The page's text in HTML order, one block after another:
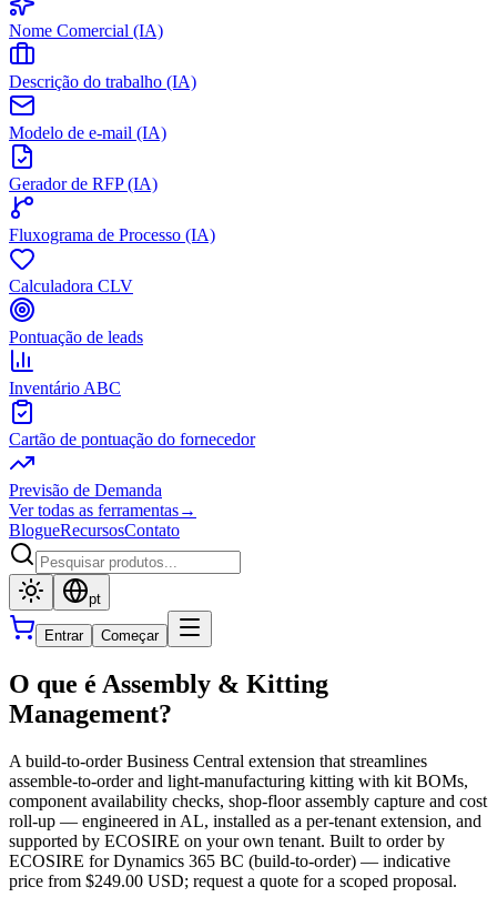
Nome Comercial (IA)
Descrição do trabalho (IA)
Modelo de e-mail (IA)
Gerador de RFP (IA)
Fluxograma de Processo (IA)
Calculadora CLV
Pontuação de leads
Inventário ABC
Cartão de pontuação do fornecedor
Previsão de Demanda
Ver todas as ferramentas→
BlogueRecursosContato
pt
Entrar Começar
O que é Assembly & Kitting
Management?
A build-to-order Business Central extension that streamlines
assemble-to-order and light-manufacturing kitting with kit BOMs,
component availability checks, shop-floor assembly capture and cost
roll-up — engineered in AL, installed as a per-tenant extension, and
supported by ECOSIRE on your own tenant. Built to order by
ECOSIRE for Dynamics 365 BC (build-to-order) — indicative
price from $249.00 USD; request a quote for a scoped proposal.